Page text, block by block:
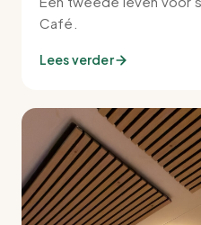
Café.
Lees verder